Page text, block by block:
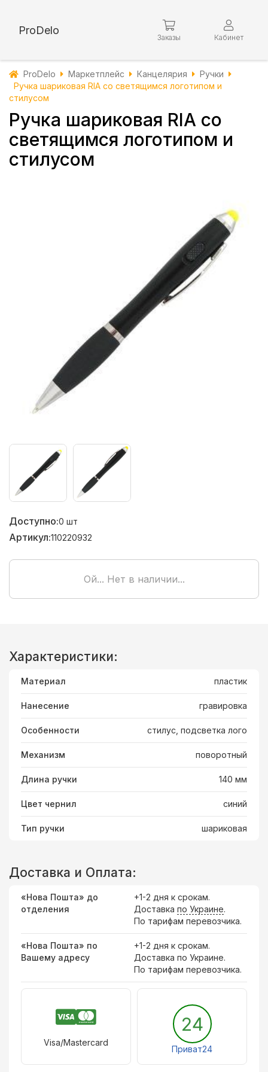
ProDelo
Заказы Кабинет
ProDelo Маркетплейс Канцелярия
Ручки
Ручка шариковая RIA со светящимся логотипом и
стилусом
Ручка шариковая RIA со
светящимся логотипом и
стилусом
Доступно:0 шт
Артикул:110220932
Ой... Нет в наличии...
Характеристики:
Материал пластик
Нанесение гравировка
Особенности стилус, подсветка лого
Механизм поворотный
Длина ручки 140 мм
Цвет чернил синий
Тип ручки шариковая
Доставка и Оплата:
«Нова Пошта» до
отделения
+1-2 дня к срокам.
Доставка по Украине.
По тарифам перевозчика.
«Нова Пошта» по
Вашему адресу
+1-2 дня к срокам.
Доставка по Украине.
По тарифам перевозчика.
Visa/Mastercard
24
Приват24